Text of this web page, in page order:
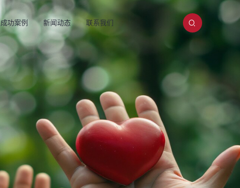
成功案例 新闻动态 联系我们